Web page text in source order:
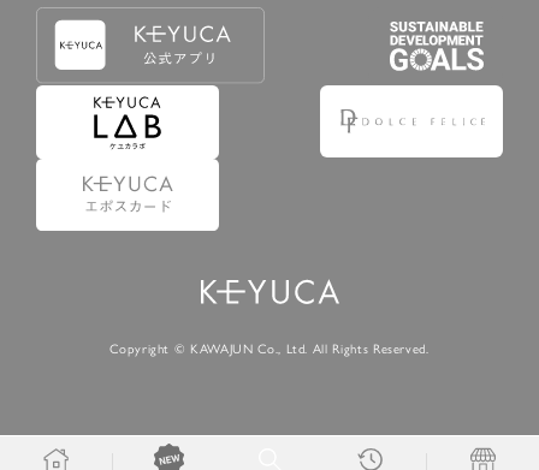
Copyright © KAWAJUN Co., Ltd. All Rights Reserved.